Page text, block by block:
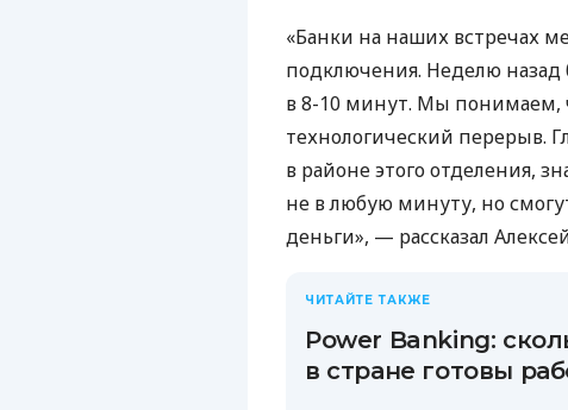
«Банки на наших встречах
подключения. Неделю назад
в 8-10 минут. Мы понимаем,
технологический
в районе этого отделения,
не в любую минуту, но
деньги», — рассказал
ЧИТАЙТЕ ТАКЖЕ
Power Banking:
в стране готовы